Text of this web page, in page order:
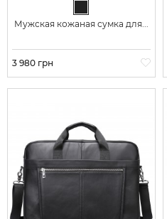
Мужская кожаная сумка для...
Цена
3 980 грн